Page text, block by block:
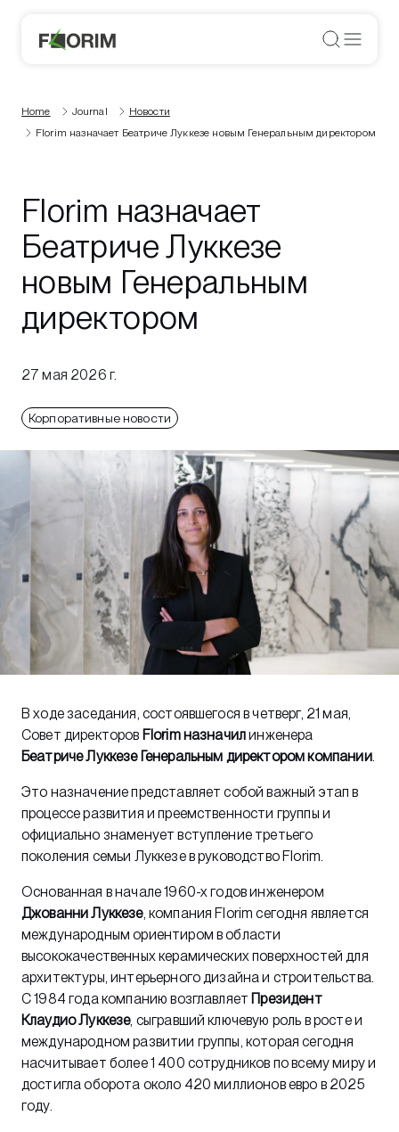
Home Journal
Новости
Florim назначает Беатриче Луккезе новым Генеральным директором
Florim назначает
Беатриче Луккезе
новым Генеральным
директором
27 мая 2026 г.
Корпоративные новости
В ходе заседания, состоявшегося в четверг, 21 мая,
Совет директоров Florim назначилинженера
Беатриче Луккезе Генеральным директором компании.
Это назначение представляет собой важный этап в
процессе развития и преемственности группы и
официально знаменует вступление третьего
поколения семьи Луккезе в руководство Florim.
Основанная в начале 1960-х годов инженером
Джованни Луккезе, компания Florim сегодня является
международным ориентиром в области
высококачественных керамических поверхностей для
архитектуры, интерьерного дизайна и строительства.
С 1984 года компанию возглавляет Президент
Клаудио Луккезе, сыгравший ключевую роль в росте и
международном развитии группы, которая сегодня
насчитывает более 1 400 сотрудников по всему миру и
достигла оборота около 420 миллионов евро в 2025
году.